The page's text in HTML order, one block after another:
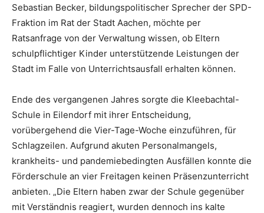
Sebastian Becker, bildungspolitischer Sprecher der SPD-
Fraktion im Rat der Stadt Aachen, möchte per
Ratsanfrage von der Verwaltung wissen, ob Eltern
schulpflichtiger Kinder unterstützende Leistungen der
Stadt im Falle von Unterrichtsausfall erhalten können.
Ende des vergangenen Jahres sorgte die Kleebachtal-
Schule in Eilendorf mit ihrer Entscheidung,
vorübergehend die Vier-Tage-Woche einzuführen, für
Schlagzeilen. Aufgrund akuten Personalmangels,
krankheits- und pandemiebedingten Ausfällen konnte die
Förderschule an vier Freitagen keinen Präsenzunterricht
anbieten. „Die Eltern haben zwar der Schule gegenüber
mit Verständnis reagiert, wurden dennoch ins kalte